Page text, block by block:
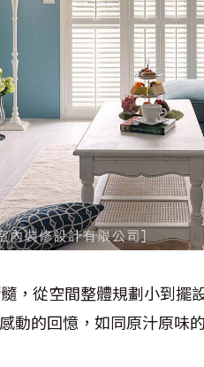
，從空間整體規劃小到擺
感動的回憶，如同原汁原味